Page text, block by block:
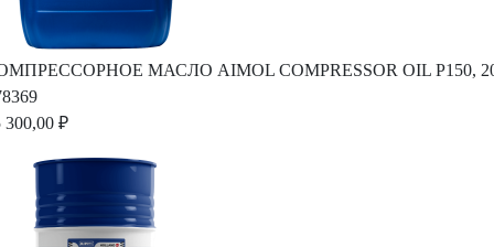
МАСЛО AIMOL COMPRESSOR OIL P150,
300,00 ₽